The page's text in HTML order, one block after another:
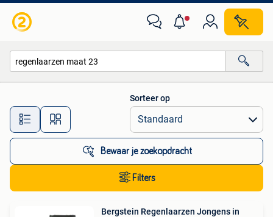
Alle afstanden…
Sorteer op
Bewaar je zoekopdracht
Filters
Bergstein Regenlaarzen Jongens in